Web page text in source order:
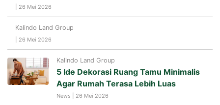
| 26 Mei 2026
Kalindo Land Group
| 26 Mei 2026
Kalindo Land Group
5 Ide Dekorasi Ruang Tamu Minimalis
Agar Rumah Terasa Lebih Luas
News | 26 Mei 2026